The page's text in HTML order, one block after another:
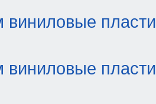
виниловые
виниловые